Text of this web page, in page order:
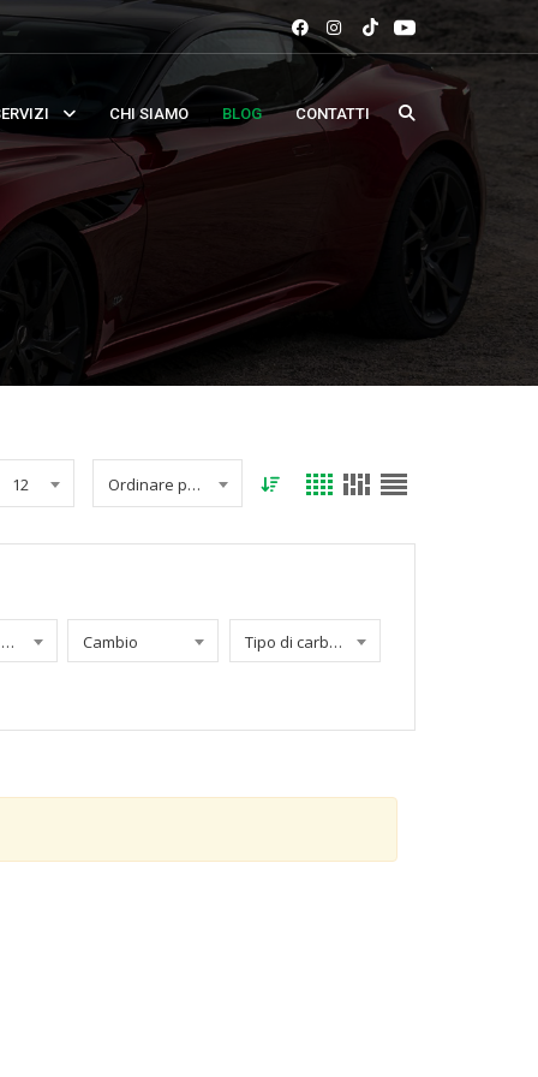
CHI SIAMO BLOG CONTATTI
12 Ordinare per data
Chilometraggio Cambio Tipo di carburante